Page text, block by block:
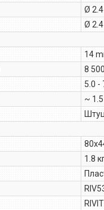
Ø
Ø
14
8
5.0 -
~
1.8
RIVIT